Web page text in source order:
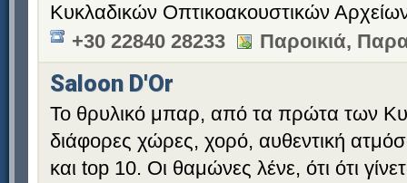
Κυκλαδικών Οπτικοακουστικών
+30 22840 28233
Παροικιά,
Saloon D'Or
Το θρυλικό μπαρ, από τα πρώτα των
διάφορες χώρες, χορό, αυθεντική
και top 10. Οι θαμώνες λένε, ότι ότι